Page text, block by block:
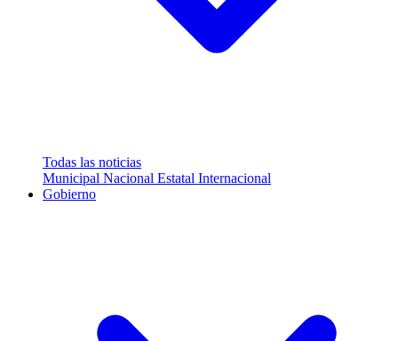
Todas las noticias
Municipal Nacional Estatal Internacional
Gobierno